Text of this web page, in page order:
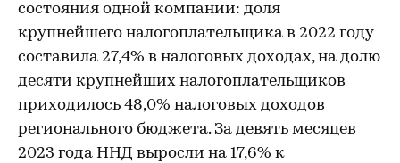
состояния одной компании: доля
крупнейшего налогоплательщика в 2022 году
составила 27,4% в налоговых доходах, на долю
десяти крупнейших налогоплательщиков
приходилось 48,0% налоговых доходов
регионального бюджета. За девять месяцев
2023 года ННД выросли на 17,6% к